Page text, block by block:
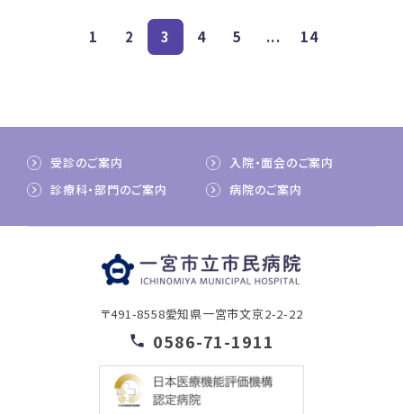
1 2 3 4 5 ... 14
受診のご案内
入院・面会のご案内
診療科・部門のご案内
病院のご案内
〒491-8558愛知県一宮市文京2-2-22
0586-71-1911